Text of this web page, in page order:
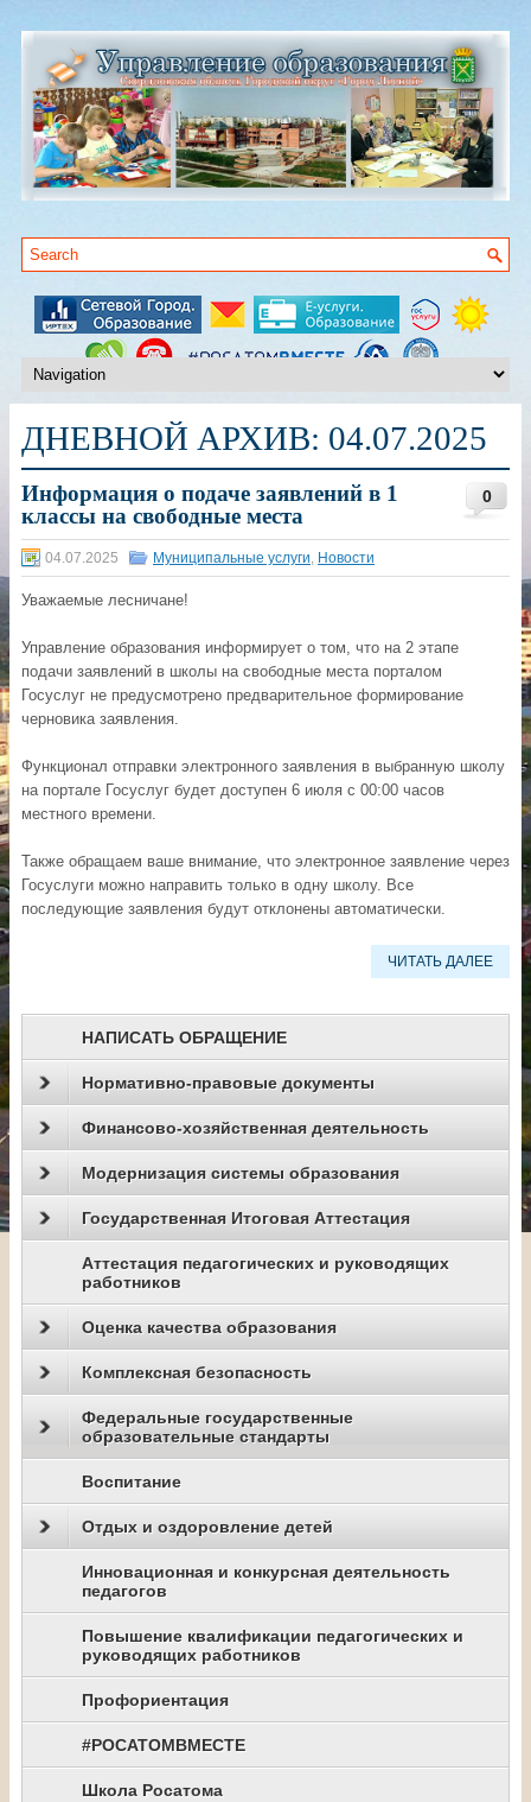
ДНЕВНОЙ АРХИВ: 04.07.2025
0
Информация о подаче заявлений в 1
классы на свободные места
04.07.2025 Муниципальные услуги, Новости
Уважаемые лесничане!
Управление образования информирует о том, что на 2 этапе
подачи заявлений в школы на свободные места порталом
Госуслуг не предусмотрено предварительное формирование
черновика заявления.
Функционал отправки электронного заявления в выбранную школу
на портале Госуслуг будет доступен 6 июля с 00:00 часов
местного времени.
Также обращаем ваше внимание, что электронное заявление через
Госуслуги можно направить только в одну школу. Все
последующие заявления будут отклонены автоматически.
ЧИТАТЬ ДАЛЕЕ
НАПИСАТЬ ОБРАЩЕНИЕ
Нормативно-правовые документы
Финансово-хозяйственная деятельность
Модернизация системы образования
Государственная Итоговая Аттестация
Аттестация педагогических и руководящих
работников
Оценка качества образования
Комплексная безопасность
Федеральные государственные
образовательные стандарты
Воспитание
Отдых и оздоровление детей
Инновационная и конкурсная деятельность
педагогов
Повышение квалификации педагогических и
руководящих работников
Профориентация
#РОСАТОМВМЕСТЕ
Школа Росатома